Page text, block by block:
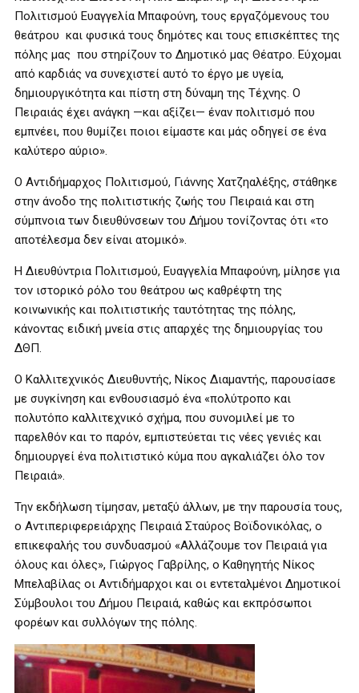
Πολιτισμού Ευαγγελία Μπαφούνη, τους εργαζόμενους του
θεάτρου και φυσικά τους δημότες και τους επισκέπτες της
πόλης μας που στηρίζουν το Δημοτικό μας Θέατρο. Εύχομαι
από καρδιάς να συνεχιστεί αυτό το έργο με υγεία,
δημιουργικότητα και πίστη στη δύναμη της Τέχνης. Ο
Πειραιάς έχει ανάγκη —και αξίζει— έναν πολιτισμό που
εμπνέει, που θυμίζει ποιοι είμαστε και μάς οδηγεί σε ένα
καλύτερο αύριο».
Ο Αντιδήμαρχος Πολιτισμού, Γιάννης Χατζηαλέξης, στάθηκε
στην άνοδο της πολιτιστικής ζωής του Πειραιά και στη
σύμπνοια των διευθύνσεων του Δήμου τονίζοντας ότι «το
αποτέλεσμα δεν είναι ατομικό».
Η Διευθύντρια Πολιτισμού, Ευαγγελία Μπαφούνη, μίλησε για
τον ιστορικό ρόλο του θεάτρου ως καθρέφτη της
κοινωνικής και πολιτιστικής ταυτότητας της πόλης,
κάνοντας ειδική μνεία στις απαρχές της δημιουργίας του
ΔΘΠ.
Ο Καλλιτεχνικός Διευθυντής, Νίκος Διαμαντής, παρουσίασε
με συγκίνηση και ενθουσιασμό ένα «πολύτροπο και
πολυτόπο καλλιτεχνικό σχήμα, που συνομιλεί με το
παρελθόν και το παρόν, εμπιστεύεται τις νέες γενιές και
δημιουργεί ένα πολιτιστικό κύμα που αγκαλιάζει όλο τον
Πειραιά».
Την εκδήλωση τίμησαν, μεταξύ άλλων, με την παρουσία τους,
ο Αντιπεριφερειάρχης Πειραιά Σταύρος Βοϊδονικόλας, ο
επικεφαλής του συνδυασμού «Αλλάζουμε τον Πειραιά για
όλους και όλες», Γιώργος Γαβρίλης, ο Καθηγητής Νίκος
Μπελαβίλας οι Αντιδήμαρχοι και οι εντεταλμένοι Δημοτικοί
Σύμβουλοι του Δήμου Πειραιά, καθώς και εκπρόσωποι
φορέων και συλλόγων της πόλης.